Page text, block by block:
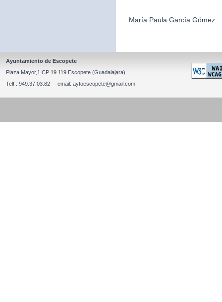
María Paula García Gómez
Ayuntamiento de Escopete
Plaza Mayor,1 CP 19.119 Escopete (Guadalajara)
Telf : 949.37.03.82 email: aytoescopete@gmail.com